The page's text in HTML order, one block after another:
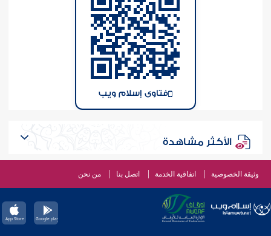
فتاوى إسلام ويب
الأكثر مشاهدة
وثيقة الخصوصية اتفاقية الخدمة اتصل بنا من نحن